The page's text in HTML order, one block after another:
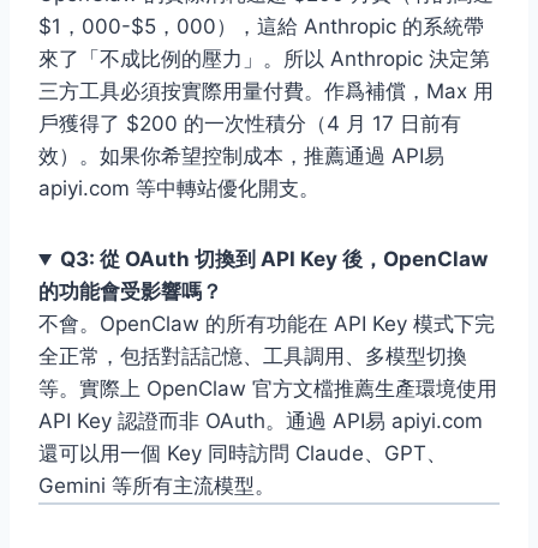
$1，000-$5，000），這給 Anthropic 的系統帶
來了「不成比例的壓力」。所以 Anthropic 決定第
三方工具必須按實際用量付費。作爲補償，Max 用
戶獲得了 $200 的一次性積分（4 月 17 日前有
效）。如果你希望控制成本，推薦通過 API易
apiyi.com 等中轉站優化開支。
Q3: 從 OAuth 切換到 API Key 後，OpenClaw
的功能會受影響嗎？
不會。OpenClaw 的所有功能在 API Key 模式下完
全正常，包括對話記憶、工具調用、多模型切換
等。實際上 OpenClaw 官方文檔推薦生產環境使用
API Key 認證而非 OAuth。通過 API易 apiyi.com
還可以用一個 Key 同時訪問 Claude、GPT、
Gemini 等所有主流模型。